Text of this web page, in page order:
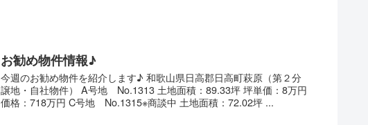
お勧め物件情報♪
今週のお勧め物件を紹介します♪ 和歌山県日高郡日高町萩原（第２分
譲地・自社物件） A号地 No.1313 土地面積：89.33坪 坪単価：8万円
価格：718万円 C号地 No.1315※商談中 土地面積：72.02坪 ...